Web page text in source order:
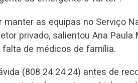
as equipas no Serviço
privado, salientou Ana Paula
falta de médicos de família.
(808 24 24 24) antes de